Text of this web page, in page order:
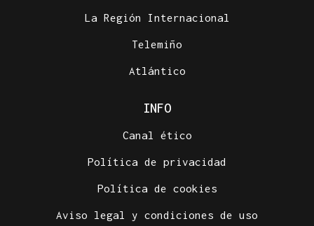
La Región Internacional
Telemiño
Atlántico
INFO
Canal ético
Política de privacidad
Política de cookies
Aviso legal y condiciones de uso